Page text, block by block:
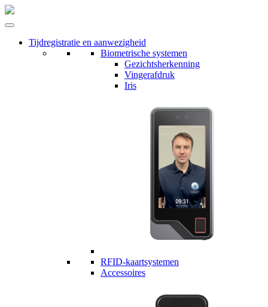
Tijdregistratie en aanwezigheid
Biometrische systemen
Gezichtsherkenning
Vingerafdruk
Iris
RFID-kaartsystemen
Accessoires